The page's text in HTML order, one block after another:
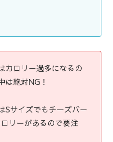
カロリー過多になるの
は絶対NG！
Sサイズでもチーズバー
リーがあるので要注